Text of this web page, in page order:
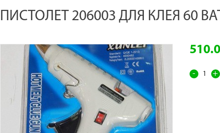
ПИСТОЛЕТ 206003 ДЛЯ КЛЕЯ 60
- +